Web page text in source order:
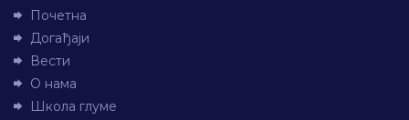
Почетна
Догађаји
Вести
О нама
Школа глуме